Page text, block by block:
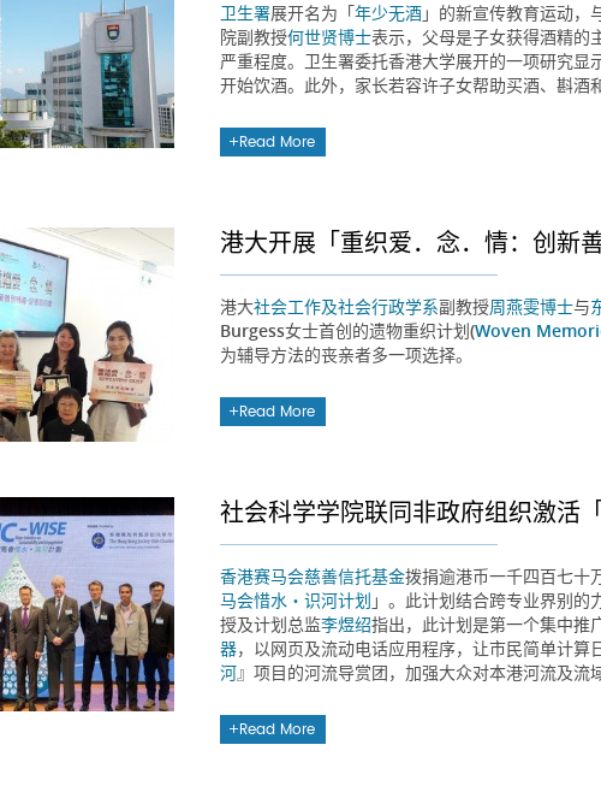
卫生署展开名为「年少无酒」的新宣传教育运动，
院副教授何世贤博士表示，父母是子女获得酒精的
严重程度。卫生署委托香港大学展开的一项研究
开始饮酒。此外，家长若容许子女帮助买酒、斟酒
Read More
港大开展「重织爱．念．情：创新善
港大社会工作及社会行政学系副教授周燕雯博士与
Burgess女士首创的遗物重织计划(Woven
为辅导方法的丧亲者多一项选择。
Read More
社会科学学院联同非政府组织激活
香港赛马会慈善信托基金拨捐逾港币一千四百七十
马会惜水‧识河计划 」。此计划结合跨专业界别的
授及计划总监李煜绍指出，此计划是第一个集中推
器，以网页及流动电话应用程序，让市民简单计
河』项目的河流导赏团，加强大众对本港河流及流
Read More